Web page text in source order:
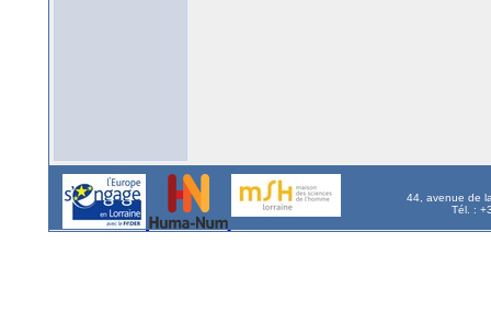
44, avenue de
Tél. :